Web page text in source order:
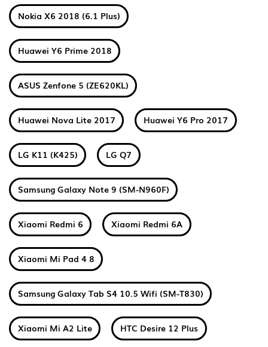
Nokia X6 2018 (6.1 Plus)
Huawei Y6 Prime 2018
ASUS Zenfone 5 (ZE620KL)
Huawei Nova Lite 2017 Huawei Y6 Pro 2017
LG K11 (K425) LG Q7
Samsung Galaxy Note 9 (SM-N960F)
Xiaomi Redmi 6 Xiaomi Redmi 6A
Xiaomi Mi Pad 4 8
Samsung Galaxy Tab S4 10.5 Wifi (SM-T830)
Xiaomi Mi A2 Lite HTC Desire 12 Plus